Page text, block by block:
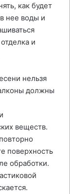
как будет
нее воды и
и
нельзя
должны
веществ.
поверхность
обработки.